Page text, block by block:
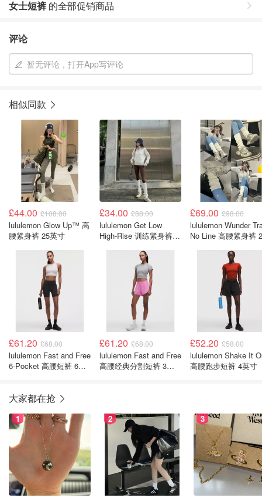
女士短裤 的全部促销商品
评论
暂无评论，打开App写评论
相似同款
£44.00 £108.00
lululemon Glow Up™ 高
腰紧身裤 25英寸
£34.00 £88.00
lululemon Get Low
High-Rise 训练紧身裤
£69.00 £98.00
lululemon Wunder
No Line 高腰紧身裤
£61.20 £68.00
lululemon Fast and Free
6-Pocket 高腰短裤 6英
£61.20 £68.00
lululemon Fast and Free
高腰经典分割短裤 3英
£52.20 £58.00
lululemon Shake It
高腰跑步短裤 4英寸
大家都在抢
1 2 3